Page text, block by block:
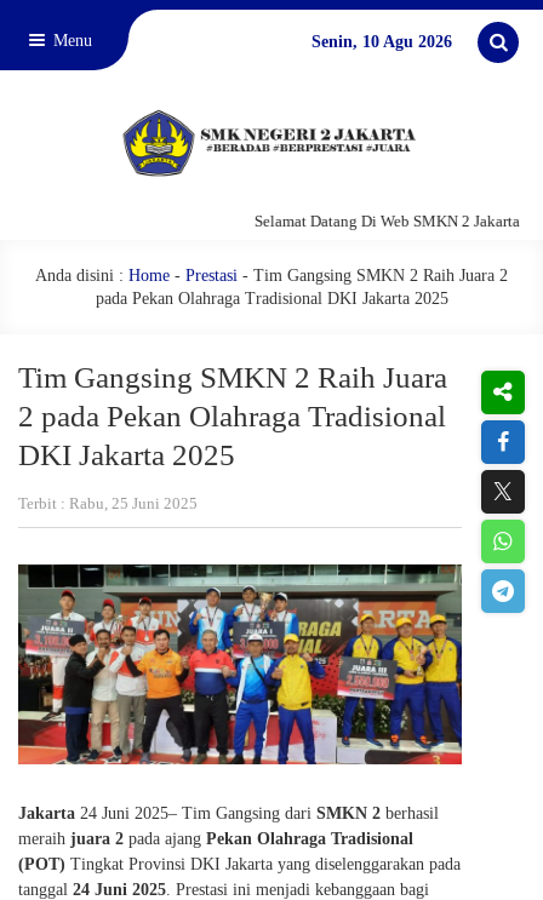
Menu Senin, 10 Agu 2026
Selamat Datang Di Web SMKN 2 Jakarta
Anda disini : Home - Prestasi - Tim Gangsing SMKN 2 Raih Juara 2
pada Pekan Olahraga Tradisional DKI Jakarta 2025
Tim Gangsing SMKN 2 Raih Juara
2 pada Pekan Olahraga Tradisional
DKI Jakarta 2025
Terbit : Rabu, 25 Juni 2025
Jakarta 24 Juni 2025– Tim Gangsing dari SMKN 2 berhasil
meraih juara 2 pada ajang Pekan Olahraga Tradisional
(POT) Tingkat Provinsi DKI Jakarta yang diselenggarakan pada
tanggal 24 Juni 2025 . Prestasi ini menjadi kebanggaan bagi